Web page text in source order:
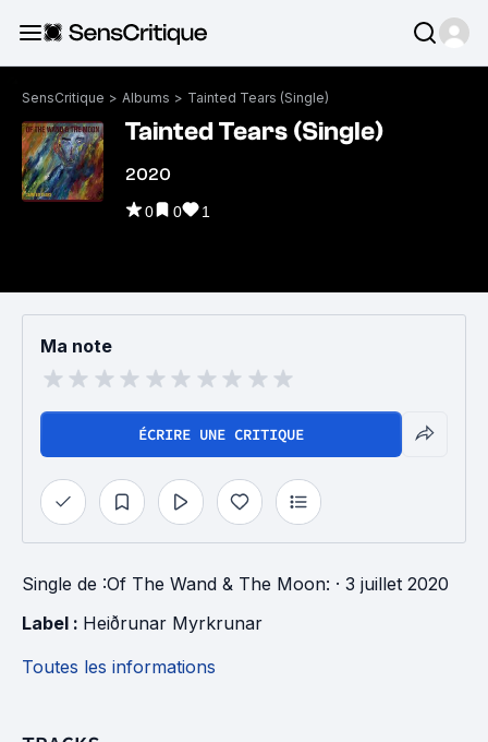
SensCritique > Albums > Tainted Tears (Single)
Tainted Tears (Single)
2020
0 0 1
Ma note
ÉCRIRE UNE CRITIQUE
Single de :Of The Wand & The Moon: · 3 juillet 2020
Label : Heiðrunar Myrkrunar
Toutes les informations